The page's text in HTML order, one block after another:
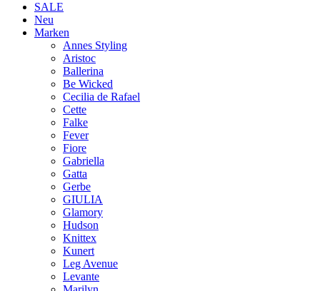
SALE
Neu
Marken
Annes Styling
Aristoc
Ballerina
Be Wicked
Cecilia de Rafael
Cette
Falke
Fever
Fiore
Gabriella
Gatta
Gerbe
GIULIA
Glamory
Hudson
Knittex
Kunert
Leg Avenue
Levante